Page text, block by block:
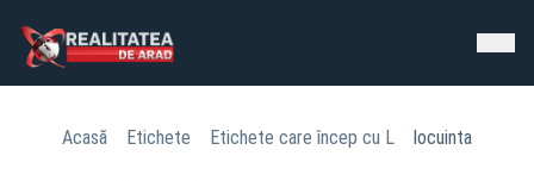
Acasă Etichete Etichete care încep cu L locuinta